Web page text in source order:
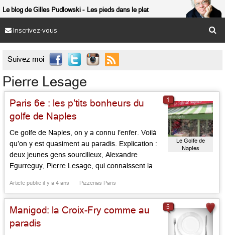
Le blog de Gilles Pudlowski Les pieds dans le plat
Inscrivez-vous
Suivez moi 
Pierre Lesage
Paris 6e : les p’tits bonheurs du
golfe de Naples
Ce golfe de Naples, on y a connu l’enfer. Voilà
qu’on y est quasiment au paradis. Explication :
deux jeunes gens sourcilleux, Alexandre
Egurreguy, Pierre Lesage, qui connaissent la
Vagenende) ont repris la maison avec entrain,
boostant le service, proposant, dans un décor
nettoyé, rénové et repeint, […]...
Article publié il y a 4 ans Pizzerias Paris
Le Golfe de
Naples
1
Manigod: la Croix-Fry comme au
paradis
5